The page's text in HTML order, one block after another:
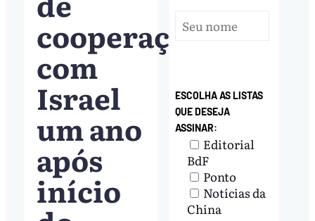
cooperação
com
Israel
um ano
após
início
ESCOLHA AS LISTAS
QUE DESEJA
ASSINAR:
Editorial
BdF
Ponto
Notícias da
China